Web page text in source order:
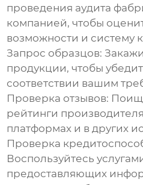
проведения аудита
компанией, чтобы
возможности и систему
Запрос образцов:
продукции, чтобы
соответствии вашим
Проверка отзывов:
рейтинги
платформах и в других
Проверка
Воспользуйтесь
предоставляющих